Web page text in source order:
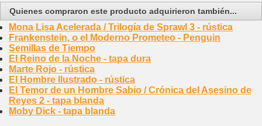
Quienes compraron este producto adquirieron también...
Mona Lisa Acelerada / Trilogía de Sprawl 3 - rústica
Frankenstein, o el Moderno Prometeo - Penguin
Semillas de Tiempo
El Reino de la Noche - tapa dura
Marte Rojo - rústica
El Hombre Ilustrado - rústica
El Temor de un Hombre Sabio / Crónica del Asesino de
Reyes 2 - tapa blanda
Moby Dick - tapa blanda